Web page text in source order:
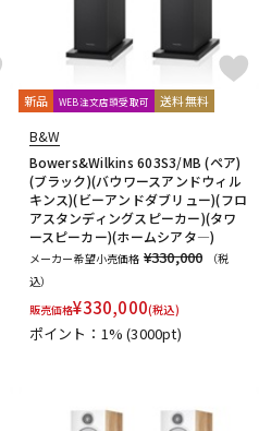
新品 WEB注文店頭受取可 送料無料
B&W
Bowers&Wilkins 603S3/MB (ペア)
(ブラック)(バウワースアンドウィル
キンス)(ビーアンドダブリュー)(フロ
アスタンディングスピーカー)(タワ
ースピーカー)(ホームシアタ―)
メーカー希望小売価格 ¥330,000
（税
込）
販売価格¥330,000(税込)
ポイント：1%(3000pt)